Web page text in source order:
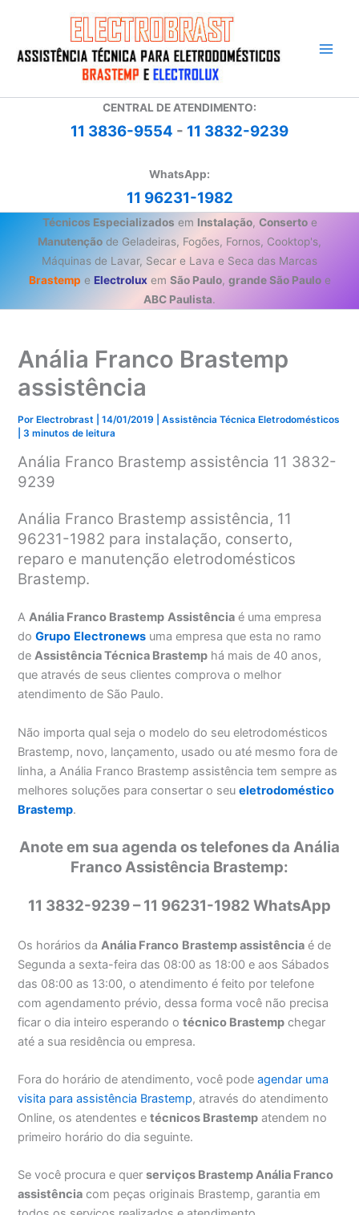
conteúdo
CENTRAL DE ATENDIMENTO:
11 3836-9554 - 11 3832-9239
WhatsApp:
11 96231-1982
Técnicos Especializados em Instalação, Consertoe
Manutenção de Geladeiras, Fogões, Fornos, Cooktop's,
Máquinas de Lavar, Secar e Lava e Seca das Marcas
Brastemp e Electroluxem São Paulo, grande São Pauloe
ABC Paulista.
Anália Franco Brastemp
assistência
Por Electrobrast |14/01/2019 |Assistência Técnica Eletrodomésticos
|3 minutos de leitura
Anália Franco Brastemp assistência 11 3832-
9239
Anália Franco Brastemp assistência, 11
96231-1982 para instalação, conserto,
reparo e manutenção eletrodomésticos
Brastemp.
AAnália Franco Brastemp Assistência é uma empresa
doGrupo Electronews uma empresa que esta no ramo
deAssistência Técnica Brastemp há mais de 40 anos,
que através de seus clientes comprova o melhor
atendimento de São Paulo.
Não importa qual seja o modelo do seu eletrodomésticos
Brastemp, novo, lançamento, usado ou até mesmo fora de
linha, a Anália Franco Brastemp assistência tem sempre as
melhores soluções para consertar o seueletrodoméstico
Brastemp.
Anote em sua agenda os telefones da Anália
Franco Assistência Brastemp:
11 3832-9239 – 11 96231-1982 WhatsApp
Os horários daAnália Franco Brastemp assistência é de
Segunda a sexta-feira das 08:00 as 18:00 e aos Sábados
das 08:00 as 13:00, o atendimento é feito por telefone
com agendamento prévio, dessa forma você não precisa
ficar o dia inteiro esperando otécnico Brastemp chegar
até a sua residência ou empresa.
Fora do horário de atendimento, você podeagendar uma
visita para assistência Brastemp, através do atendimento
Online, os atendentes etécnicos Brastemp atendem no
primeiro horário do dia seguinte.
Se você procura e querserviços Brastemp Anália Franco
assistência com peças originais Brastemp, garantia em